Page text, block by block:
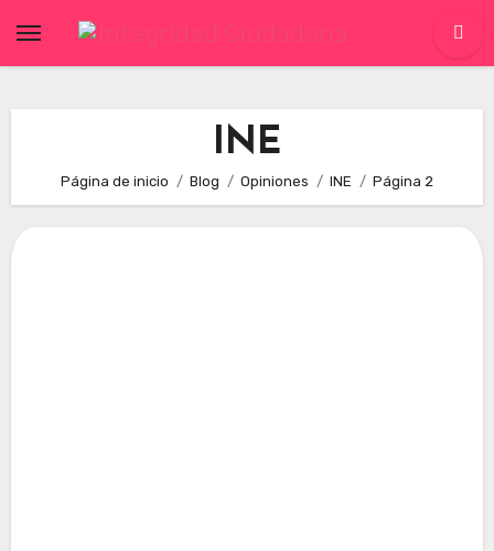
INE
Página de inicio Blog Opiniones INE Página 2